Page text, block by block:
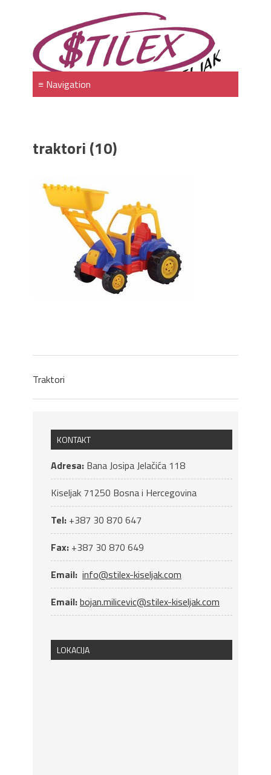
traktori (10)
Traktori
KONTAKT
Adresa: Bana Josipa Jelačića 118
Kiseljak 71250 Bosna i Hercegovina
Tel: +387 30 870 647
Fax: +387 30 870 649
Email: info@stilex-kiseljak.com
Email:bojan.milicevic@stilex-kiseljak.com
LOKACIJA